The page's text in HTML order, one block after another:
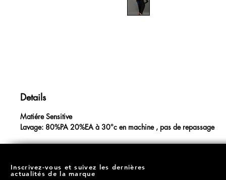
Details
Matiére Sensitive
Lavage: 80%PA 20%EA à 30°c en machine , pas de repassage
Inscrivez-vous et suivez les dernières
actualités de la marque